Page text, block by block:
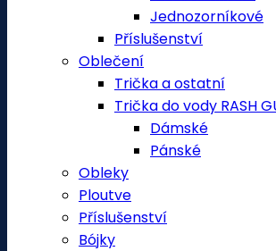
Jednozorníkové
Příslušenství
Oblečení
Trička a ostatní
Trička do vody RASH
Dámské
Pánské
Obleky
Ploutve
Příslušenství
Bójky